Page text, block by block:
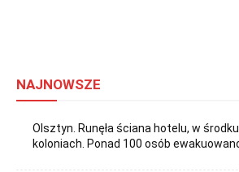
NAJNOWSZE
Olsztyn. Runęła ściana hotelu, w
koloniach. Ponad 100 osób